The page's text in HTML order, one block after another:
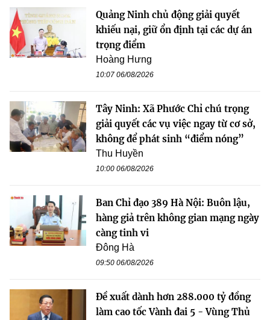
Quảng Ninh chủ động giải quyết
khiếu nại, giữ ổn định tại các dự án
trọng điểm
Hoàng Hưng
10:07 06/08/2026
Tây Ninh: Xã Phước Chỉ chú trọng
giải quyết các vụ việc ngay từ cơ sở,
không để phát sinh “điểm nóng”
Thu Huyền
10:00 06/08/2026
Ban Chỉ đạo 389 Hà Nội: Buôn lậu,
hàng giả trên không gian mạng ngày
càng tinh vi
Đông Hà
09:50 06/08/2026
Đề xuất dành hơn 288.000 tỷ đồng
làm cao tốc Vành đai 5 - Vùng Thủ